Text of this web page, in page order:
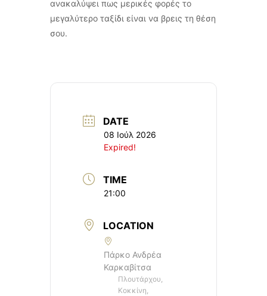
ανακαλύψει πως μερικές φορές το
μεγαλύτερο ταξίδι είναι να βρεις τη θέση
σου.
DATE
08 Ιούλ 2026
Expired!
TIME
21:00
LOCATION
Πάρκο Ανδρέα
Καρκαβίτσα
Πλουτάρχου,
Κοκκίνη,